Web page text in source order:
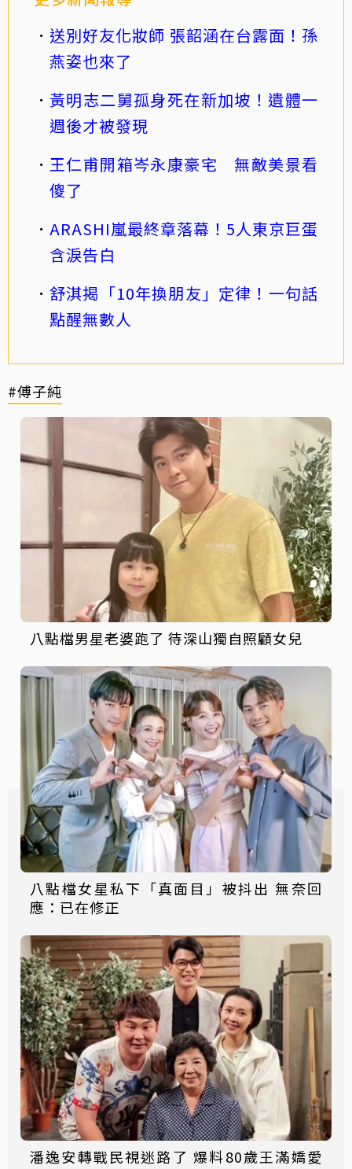
送別好友化妝師 張韶涵在台露面！孫
燕姿也來了
黃明志二舅孤身死在新加坡！遺體一
週後才被發現
王仁甫開箱岑永康豪宅 無敵美景看
傻了
ARASHI嵐最終章落幕！5人東京巨蛋
含淚告白
舒淇揭「10年換朋友」定律！一句話
點醒無數人
#傅子純
八點檔男星老婆跑了 待深山獨自照顧女兒
八點檔女星私下「真面目」被抖出 無奈回
應：已在修正
潘逸安轉戰民視迷路了 爆料80歲王滿嬌愛